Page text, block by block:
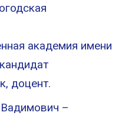
академия имени
доцент.
–